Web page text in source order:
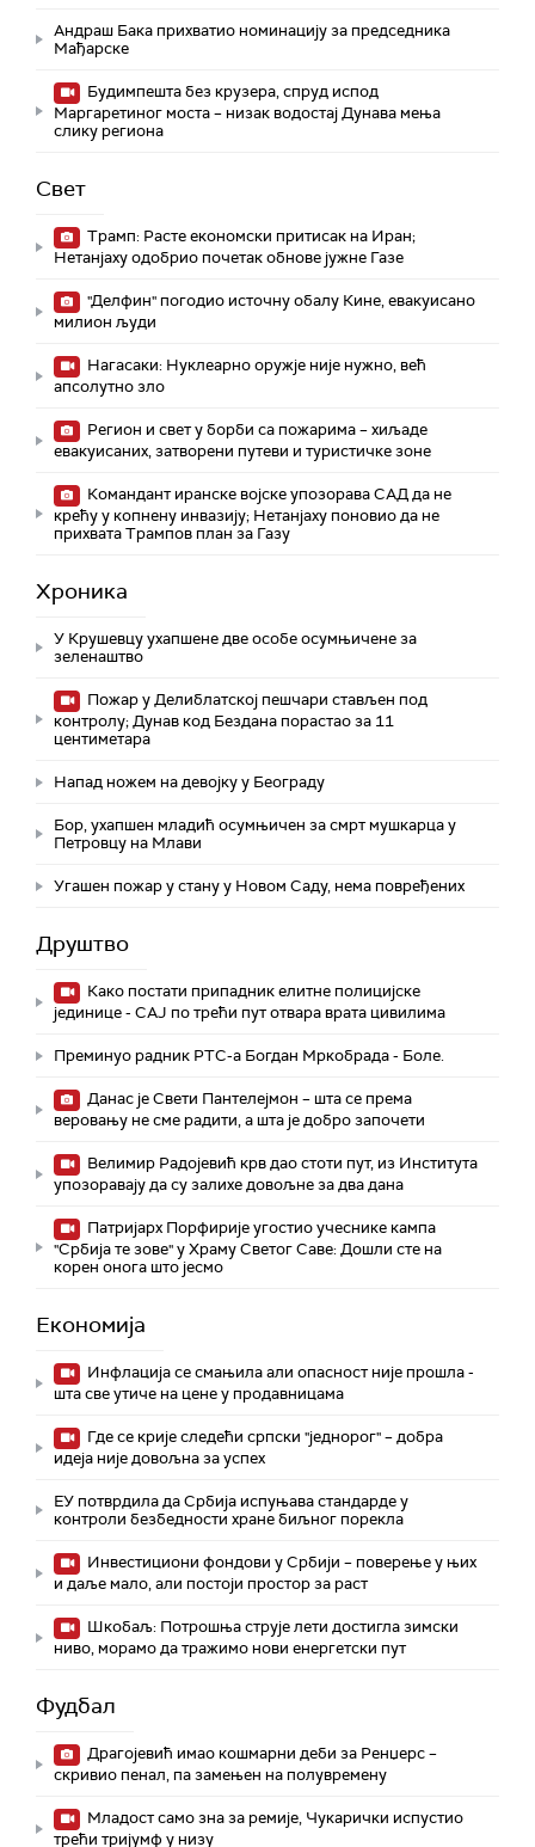
Андраш Бака прихватио номинацију за председника
Мађарске
Будимпешта без крузера, спруд испод
Маргаретиног моста – низак водостај Дунава мења
слику региона
Свет
Трамп: Расте економски притисак на Иран;
Нетанјаху одобрио почетак обнове јужне Газе
"Делфин" погодио источну обалу Кине, евакуисано
милион људи
Нагасаки: Нуклеарно оружје није нужно, већ
апсолутно зло
Регион и свет у борби са пожарима – хиљаде
евакуисаних, затворени путеви и туристичке зоне
Командант иранске војске упозорава САД да не
крећу у копнену инвазију; Нетанјаху поновио да не
прихвата Трампов план за Газу
Хроника
У Крушевцу ухапшене две особе осумњичене за
зеленаштво
Пожар у Делиблатској пешчари стављен под
контролу; Дунав код Бездана порастао за 11
центиметара
Напад ножем на девојку у Београду
Бор, ухапшен младић осумњичен за смрт мушкарца у
Петровцу на Млави
Угашен пожар у стану у Новом Саду, нема повређених
Друштво
Како постати припадник елитне полицијске
јединице - СAJ по трећи пут отвара врата цивилима
Преминуо радник РТС-а Богдан Мркобрада - Боле.
Данас је Свети Пантелејмон – шта се према
веровању не сме радити, а шта је добро започети
Велимир Радојевић крв дао стоти пут, из Института
упозоравају да су залихе довољне за два дана
Патријарх Порфирије угостио учеснике кампа
"Србија те зове" у Храму Светог Саве: Дошли сте на
корен онога што јесмо
Економија
Инфлација се смањила али опасност није прошла -
шта све утиче на цене у продавницама
Где се крије следећи српски "једнорог" – добра
идеја није довољна за успех
ЕУ потврдила да Србија испуњава стандарде у
контроли безбедности хране биљног порекла
Инвестициони фондови у Србији – поверење у њих
и даље мало, али постоји простор за раст
Шкобаљ: Потрошња струје лети достигла зимски
ниво, морамо да тражимо нови енергетски пут
Фудбал
Драгојевић имао кошмарни деби за Ренџерс –
скривио пенал, па замењен на полувремену
Младост само зна за ремије, Чукарички испустио
трећи тријумф у низу